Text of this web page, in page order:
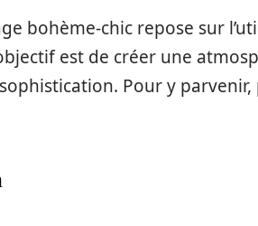
bohème-chic repose sur
est de créer une
Pour y